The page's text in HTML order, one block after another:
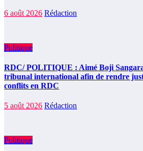
6 août 2026 Rédaction
Politique
RDC/ POLITIQUE : Aimé Boji
tribunal international afin de rendre
conflits en RDC
5 août 2026 Rédaction
Politique